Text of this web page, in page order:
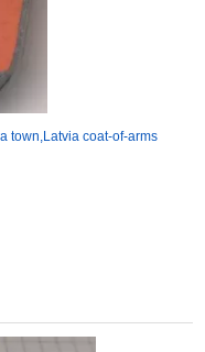
town,Latvia coat-of-arms